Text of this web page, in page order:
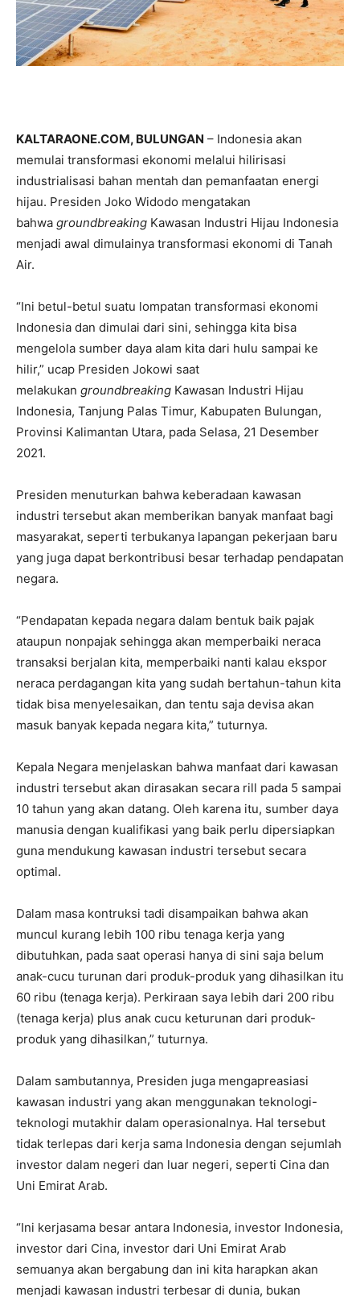
KALTARAONE.COM, BULUNGAN – Indonesia akan
memulai transformasi ekonomi melalui hilirisasi
industrialisasi bahan mentah dan pemanfaatan energi
hijau. Presiden Joko Widodo mengatakan
bahwa groundbreaking Kawasan Industri Hijau Indonesia
menjadi awal dimulainya transformasi ekonomi di Tanah
Air.
“Ini betul-betul suatu lompatan transformasi ekonomi
Indonesia dan dimulai dari sini, sehingga kita bisa
mengelola sumber daya alam kita dari hulu sampai ke
hilir,” ucap Presiden Jokowi saat
melakukan groundbreaking Kawasan Industri Hijau
Indonesia, Tanjung Palas Timur, Kabupaten Bulungan,
Provinsi Kalimantan Utara, pada Selasa, 21 Desember
2021.
Presiden menuturkan bahwa keberadaan kawasan
industri tersebut akan memberikan banyak manfaat bagi
masyarakat, seperti terbukanya lapangan pekerjaan baru
yang juga dapat berkontribusi besar terhadap pendapatan
negara.
“Pendapatan kepada negara dalam bentuk baik pajak
ataupun nonpajak sehingga akan memperbaiki neraca
transaksi berjalan kita, memperbaiki nanti kalau ekspor
neraca perdagangan kita yang sudah bertahun-tahun kita
tidak bisa menyelesaikan, dan tentu saja devisa akan
masuk banyak kepada negara kita,” tuturnya.
Kepala Negara menjelaskan bahwa manfaat dari kawasan
industri tersebut akan dirasakan secara rill pada 5 sampai
10 tahun yang akan datang. Oleh karena itu, sumber daya
manusia dengan kualifikasi yang baik perlu dipersiapkan
guna mendukung kawasan industri tersebut secara
optimal.
Dalam masa kontruksi tadi disampaikan bahwa akan
muncul kurang lebih 100 ribu tenaga kerja yang
dibutuhkan, pada saat operasi hanya di sini saja belum
anak-cucu turunan dari produk-produk yang dihasilkan itu
60 ribu (tenaga kerja). Perkiraan saya lebih dari 200 ribu
(tenaga kerja) plus anak cucu keturunan dari produk-
produk yang dihasilkan,” tuturnya.
Dalam sambutannya, Presiden juga mengapreasiasi
kawasan industri yang akan menggunakan teknologi-
teknologi mutakhir dalam operasionalnya. Hal tersebut
tidak terlepas dari kerja sama Indonesia dengan sejumlah
investor dalam negeri dan luar negeri, seperti Cina dan
Uni Emirat Arab.
“Ini kerjasama besar antara Indonesia, investor Indonesia,
investor dari Cina, investor dari Uni Emirat Arab
semuanya akan bergabung dan ini kita harapkan akan
menjadi kawasan industri terbesar di dunia, bukan